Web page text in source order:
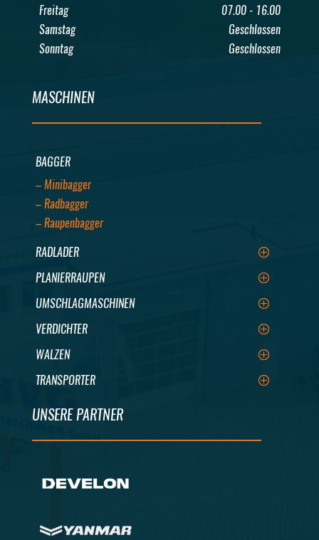
Freitag
07.00 - 16.00
Samstag
Geschlossen
Sonntag
Geschlossen
MASCHINEN
BAGGER
– Minibagger
– Radbagger
– Raupenbagger
RADLADER
PLANIERRAUPEN
UMSCHLAGMASCHINEN
VERDICHTER
WALZEN
TRANSPORTER
UNSERE PARTNER